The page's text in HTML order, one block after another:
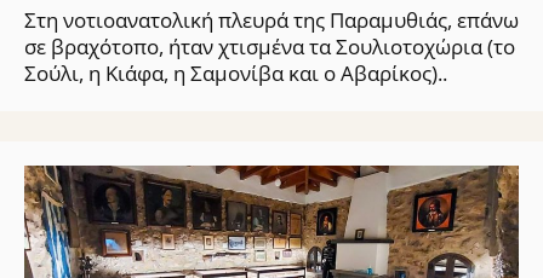
Στη νοτιοανατολική πλευρά της Παραμυθιάς, επάνω
σε βραχότοπο, ήταν χτισμένα τα Σουλιοτοχώρια (το
Σούλι, η Κιάφα, η Σαμονίβα και ο Αβαρίκος)..